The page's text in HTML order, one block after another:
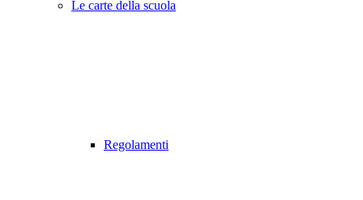
Le carte della scuola
Regolamenti